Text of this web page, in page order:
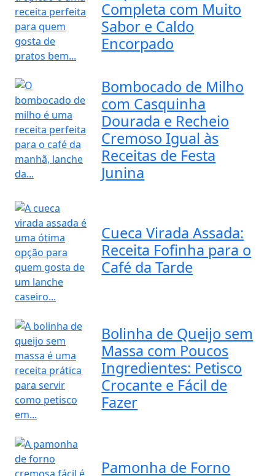
Completa com Muito
Sabor e Caldo
Encorpado
Bombocado de Milho
com Casquinha
Dourada e Recheio
Cremoso Igual às
Receitas de Festa
Junina
Cueca Virada Assada:
Receita Fofinha para o
Café da Tarde
Bolinha de Queijo sem
Massa com Poucos
Ingredientes: Petisco
Crocante e Fácil de
Fazer
Pamonha de Forno